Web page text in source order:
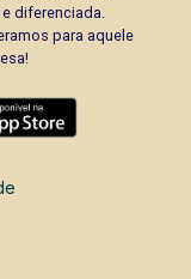
diferenciada.
para aquele